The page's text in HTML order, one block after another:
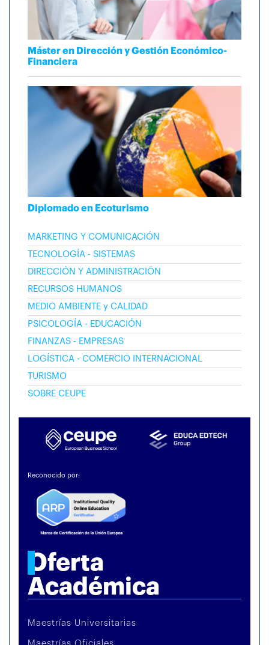
Máster en Dirección y Gestión Económico-
Financiera
Diplomado en Ecoturismo
MARKETING Y COMUNICACIÓN
TECNOLOGÍA - SISTEMAS
DIRECCIÓN Y ADMINISTRACIÓN
RECURSOS HUMANOS
MEDIO AMBIENTE y CALIDAD
PSICOLOGÍA - EDUCACIÓN
FINANZAS - EMPRESAS
LOGÍSTICA - COMERCIO INTERNACIONAL
TURISMO
SOBRE CEUPE
Reconocido por:
Oferta
Académica
Maestrías Universitarias